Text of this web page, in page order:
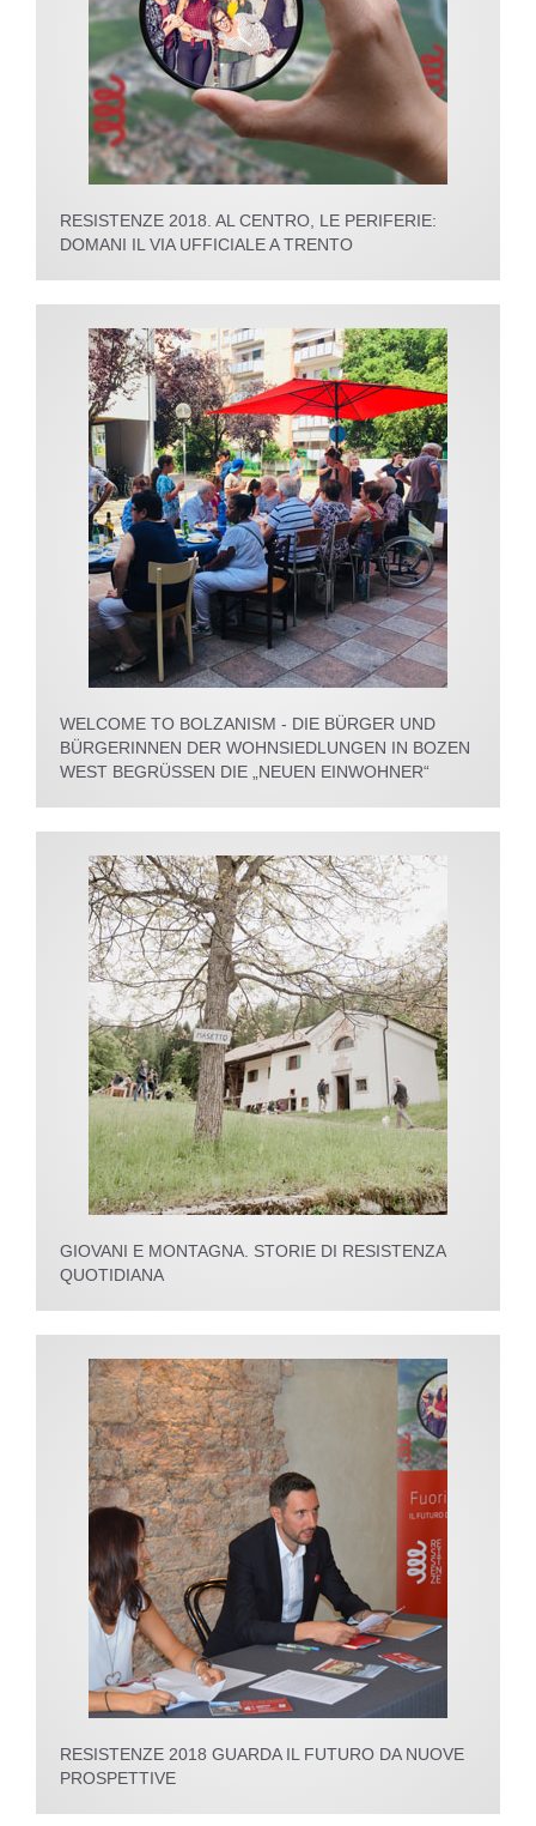
RESISTENZE 2018. AL CENTRO, LE PERIFERIE:
DOMANI IL VIA UFFICIALE A TRENTO
WELCOME TO BOLZANISM - DIE BÜRGER UND
BÜRGERINNEN DER WOHNSIEDLUNGEN IN BOZEN
WEST BEGRÜSSEN DIE „NEUEN EINWOHNER“
GIOVANI E MONTAGNA. STORIE DI RESISTENZA
QUOTIDIANA
RESISTENZE 2018 GUARDA IL FUTURO DA NUOVE
PROSPETTIVE